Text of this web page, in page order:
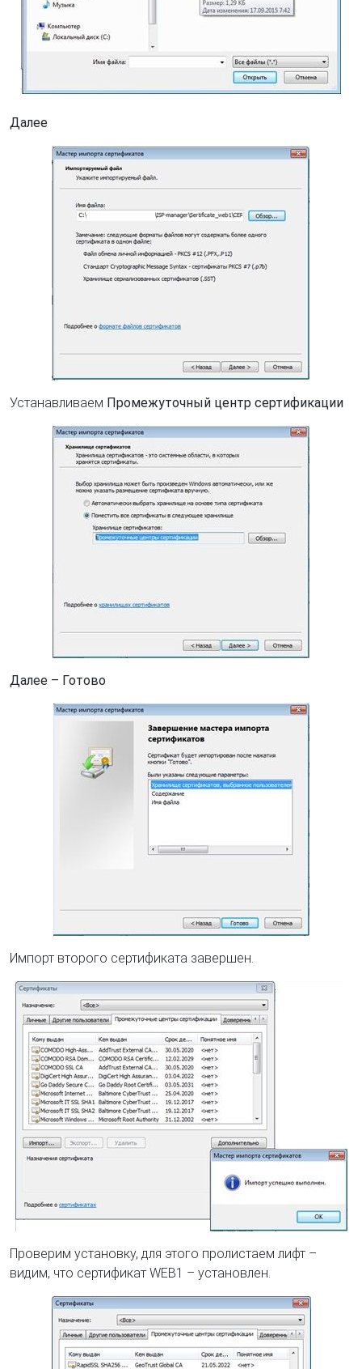
Далее
Устанавливаем Промежуточный центр сертификации
Далее – Готово
Импорт второго сертификата завершен.
Проверим установку, для этого пролистаем лифт –
видим, что сертификат WEB1 – установлен.